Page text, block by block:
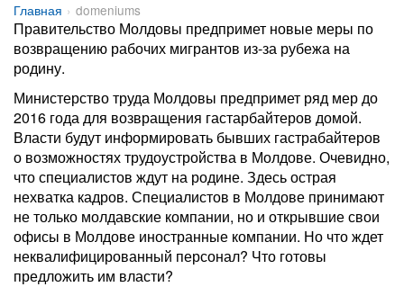
Главная
domeniums
Правительство Молдовы предпримет новые меры по
возвращению рабочих мигрантов из-за рубежа на
родину.
Министерство труда Молдовы предпримет ряд мер до
2016 года для возвращения гастарбайтеров домой.
Власти будут информировать бывших гастрабайтеров
о возможностях трудоустройства в Молдове. Очевидно,
что специалистов ждут на родине. Здесь острая
нехватка кадров. Специалистов в Молдове принимают
не только молдавские компании, но и открывшие свои
офисы в Молдове иностранные компании. Но что ждет
неквалифицированный персонал? Что готовы
предложить им власти?